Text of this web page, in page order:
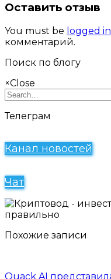
Оставить отзыв
You must be logged in
комментарий.
Поиск по блогу
×Close
Телеграм
Канал новостей
Чат
Похожие записи
Quack AI